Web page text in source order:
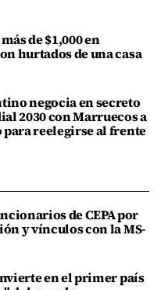
de $1,000 en
hurtados de una casa
negocia en secreto
2030 con Marruecos a
para reelegirse al frente
de CEPA por
y vínculos con la MS-
en el primer país